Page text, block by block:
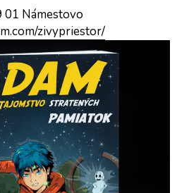
01 Námestovo
zivypriestor/